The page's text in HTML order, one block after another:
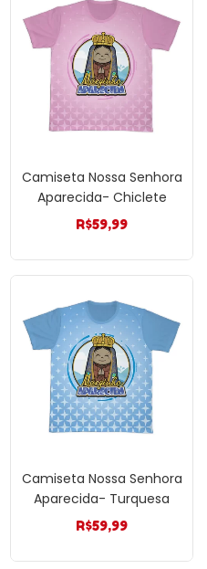
Camiseta Nossa Senhora
Aparecida- Chiclete
R$59,99
Camiseta Nossa Senhora
Aparecida- Turquesa
R$59,99